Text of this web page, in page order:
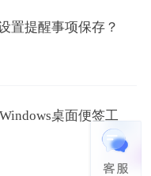
置提醒事项保存？
桌面便签工